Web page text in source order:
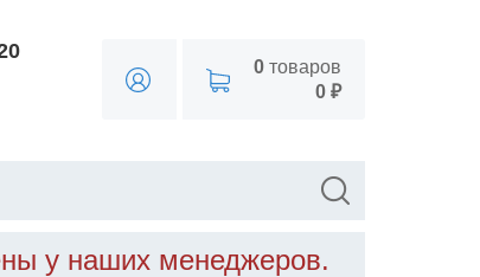
0товаров
0 ₽
у наших менеджеров.